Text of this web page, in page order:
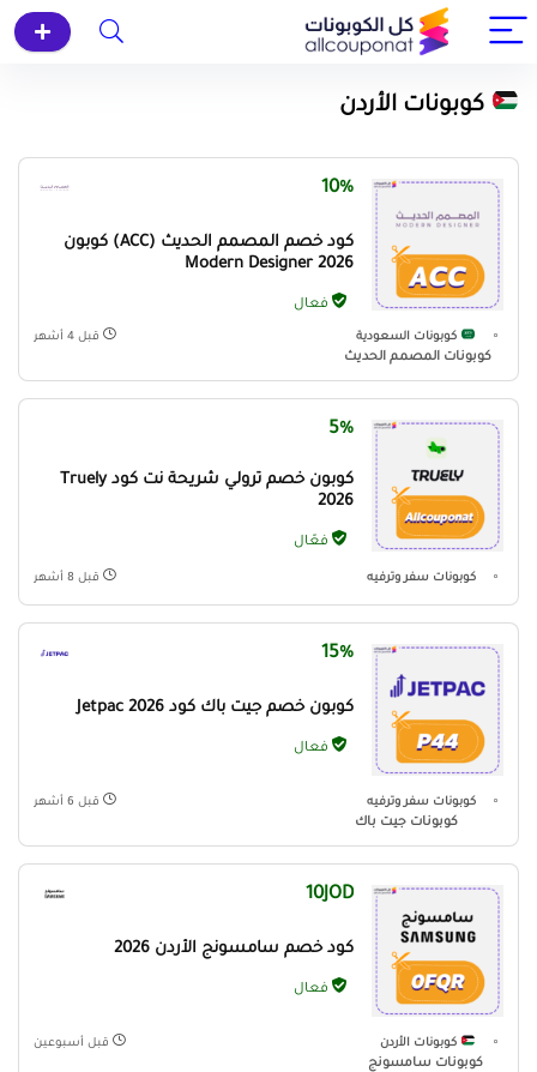
كوبونات الأردن
10%
كود خصم المصمم الحديث (ACC) كوبون
Modern Designer 2026
فعال
كوبونات السعودية
كوبونات المصمم الحديث
قبل 4 أشهر
5%
كوبون خصم ترولي شريحة نت كود Truely
2026
فعّال
كوبونات سفر وترفيه قبل 8 أشهر
15%
كوبون خصم جيت باك كود Jetpac 2026
فعال
كوبونات سفر وترفيه
كوبونات جيت باك
قبل 6 أشهر
10JOD
كود خصم سامسونج الأردن 2026
فعال
كوبونات الأردن
كوبونات سامسونج
قبل أسبوعين